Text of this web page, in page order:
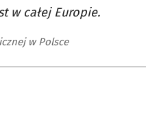
w całej Europie.
w Polsce